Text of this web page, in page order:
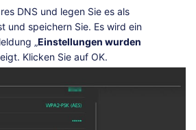
DNS und legen Sie es als
und speichern Sie. Es wird ein
„Einstellungen wurden
Klicken Sie auf OK.